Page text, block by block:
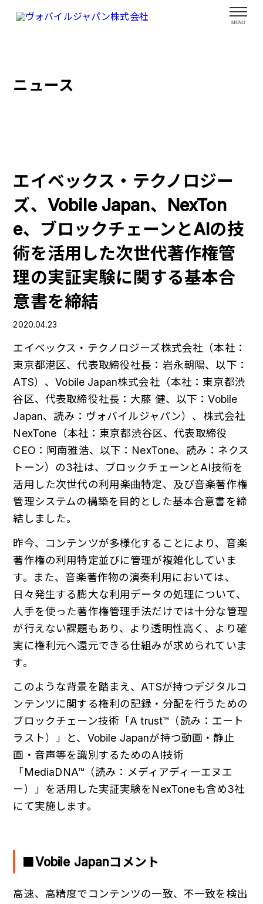
Toggle
MENU
ニュース
エイベックス・テクノロジー
ズ、Vobile Japan、NexTon
e、ブロックチェーンとAIの技
術を活用した次世代著作権管
理の実証実験に関する基本合
意書を締結
2020.04.23
エイベックス・テクノロジーズ株式会社（本社：
東京都港区、代表取締役社長：岩永朝陽、以下：
ATS）、Vobile Japan株式会社（本社：東京都渋
谷区、代表取締役社長：大藤 健、以下：Vobile
Japan、読み：ヴォバイルジャパン）、株式会社
NexTone（本社：東京都渋谷区、代表取締役
CEO：阿南雅浩、以下：NexTone、読み：ネクス
トーン）の3社は、ブロックチェーンとAI技術を
活用した次世代の利用楽曲特定、及び音楽著作権
管理システムの構築を目的とした基本合意書を締
結しました。
昨今、コンテンツが多様化することにより、音楽
著作権の利用特定並びに管理が複雑化していま
す。また、音楽著作物の演奏利用においては、
日々発生する膨大な利用データの処理について、
人手を使った著作権管理手法だけでは十分な管理
が行えない課題もあり、より透明性高く、より確
実に権利元へ還元できる仕組みが求められていま
す。
このような背景を踏まえ、ATSが持つデジタルコ
ンテンツに関する権利の記録・分配を行うための
ブロックチェーン技術「A trust™（読み：エート
ラスト）」と、Vobile Japanが持つ動画・静止
画・音声等を識別するためのAI技術
「MediaDNA™（読み：メディアディーエヌエ
ー）」を活用した実証実験をNexToneも含め3社
にて実施します。
■Vobile Japanコメント
高速、高精度でコンテンツの一致、不一致を検出